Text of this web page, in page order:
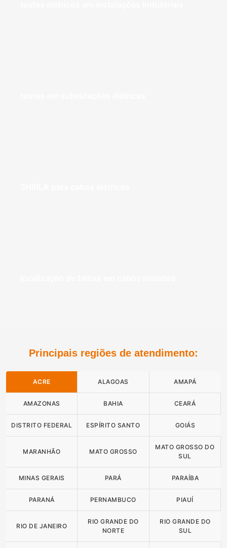
Principais regiões de atendimento:
ACRE ALAGOAS AMAPÁ
AMAZONAS BAHIA CEARÁ
DISTRITO FEDERAL ESPÍRITO SANTO GOIÁS
MARANHÃO MATO GROSSO
MATO GROSSO DO
SUL
MINAS GERAIS PARÁ PARAÍBA
PARANÁ PERNAMBUCO PIAUÍ
RIO DE JANEIRO
RIO GRANDE DO
NORTE
RIO GRANDE DO
SUL